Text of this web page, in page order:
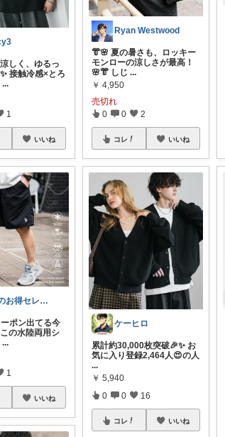
しく、ゆるっ
接触冷感×とろ
...
1
いいね
ナリのお得セレクト
ポン出てる今
の水陸両用シ
...
1
いいね
Ryan Westwood
👘🌸 夏の暑さも、ロッキー
モンローの涼しさが最高！
🌸👘 しじ ...
￥ 4,950
売切れ
0 0 2
コレ いいね
ケーヒロ
累計約30,000枚突破🎉✨ お
気に入り登録2,464人😍の人
...
￥ 5,940
0 0 16
コレ いいね